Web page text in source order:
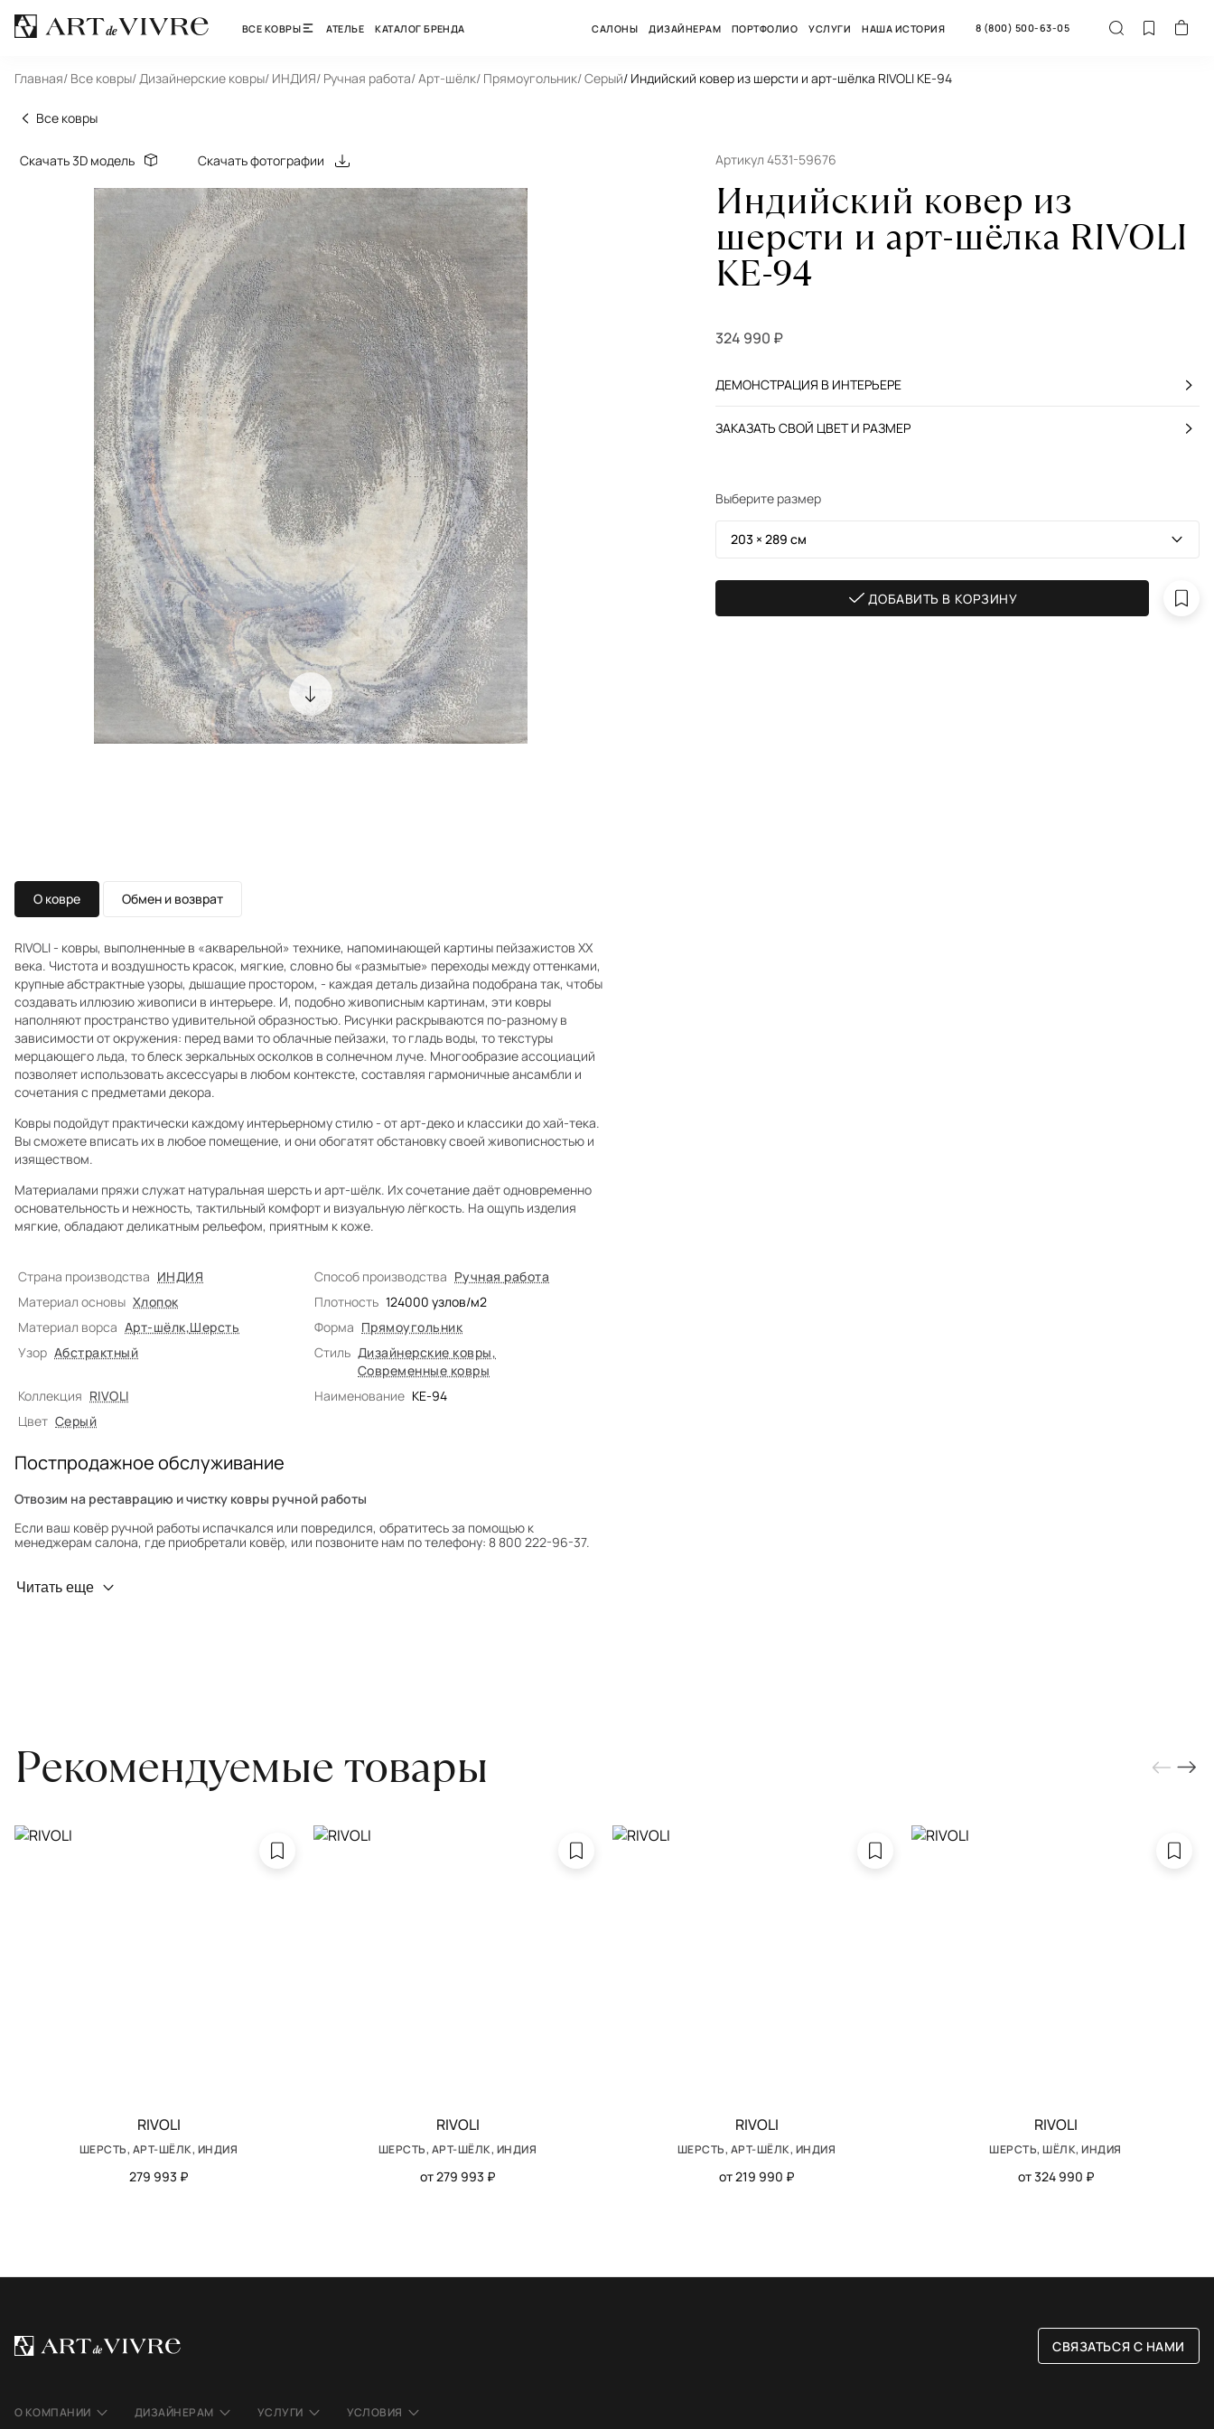
ВСЕ КОВРЫ АТЕЛЬЕ КАТАЛОГ БРЕНДА САЛОНЫ ДИЗАЙНЕРАМ ПОРТФОЛИО УСЛУГИ НАША ИСТОРИЯ 8 (800) 500-63-05
Главная/ Все ковры/ Дизайнерские ковры/ ИНДИЯ/ Ручная работа/ Арт-шёлк/ Прямоугольник/ Серый/ Индийский ковер из шерсти и арт-шёлка RIVOLI KE-94
Все ковры
Скачать 3D модель Скачать фотографии
О ковре Обмен и возврат
RIVOLI - ковры, выполненные в «акварельной» технике, напоминающей картины пейзажистов XX
века. Чистота и воздушность красок, мягкие, словно бы «размытые» переходы между оттенками,
крупные абстрактные узоры, дышащие простором, - каждая деталь дизайна подобрана так, чтобы
создавать иллюзию живописи в интерьере. И, подобно живописным картинам, эти ковры
наполняют пространство удивительной образностью. Рисунки раскрываются по-разному в
зависимости от окружения: перед вами то облачные пейзажи, то гладь воды, то текстуры
мерцающего льда, то блеск зеркальных осколков в солнечном луче. Многообразие ассоциаций
позволяет использовать аксессуары в любом контексте, составляя гармоничные ансамбли и
сочетания с предметами декора.
Ковры подойдут практически каждому интерьерному стилю - от арт-деко и классики до хай-тека.
Вы сможете вписать их в любое помещение, и они обогатят обстановку своей живописностью и
изяществом.
Материалами пряжи служат натуральная шерсть и арт-шёлк. Их сочетание даёт одновременно
основательность и нежность, тактильный комфорт и визуальную лёгкость. На ощупь изделия
мягкие, обладают деликатным рельефом, приятным к коже.
Страна производства ИНДИЯ Способ производства Ручная работа
Материал основы Хлопок Плотность 124000 узлов/м2
Материал ворса Арт-шёлк,Шерсть Форма Прямоугольник
Узор Абстрактный Стиль Дизайнерские ковры,
Современные ковры
Коллекция RIVOLI Наименование KE-94
Цвет Серый
Постпродажное обслуживание
Отвозим на реставрацию и чистку ковры ручной работы
Если ваш ковёр ручной работы испачкался или повредился, обратитесь за помощью к
менеджерам салона, где приобретали ковёр, или позвоните нам по телефону: 8 800 222-96-37.
Профилактика износа
Читать еще
Артикул 4531-59676
Индийский ковер из
шерсти и арт-шёлка RIVOLI
KE-94
324 990 ₽
ДЕМОНСТРАЦИЯ В ИНТЕРЬЕРЕ
ЗАКАЗАТЬ СВОЙ ЦВЕТ И РАЗМЕР
Выберите размер
203 × 289 см
ДОБАВИТЬ В КОРЗИНУ
Рекомендуемые товары
RIVOLI
ШЕРСТЬ, АРТ-ШЁЛК, ИНДИЯ
279 993 ₽
RIVOLI
ШЕРСТЬ, АРТ-ШЁЛК, ИНДИЯ
от 279 993 ₽
RIVOLI
ШЕРСТЬ, АРТ-ШЁЛК, ИНДИЯ
от 219 990 ₽
RIVOLI
ШЕРСТЬ, ШЁЛК, ИНДИЯ
от 324 990 ₽
СВЯЗАТЬСЯ С НАМИ
О КОМПАНИИ ДИЗАЙНЕРАМ УСЛУГИ УСЛОВИЯ